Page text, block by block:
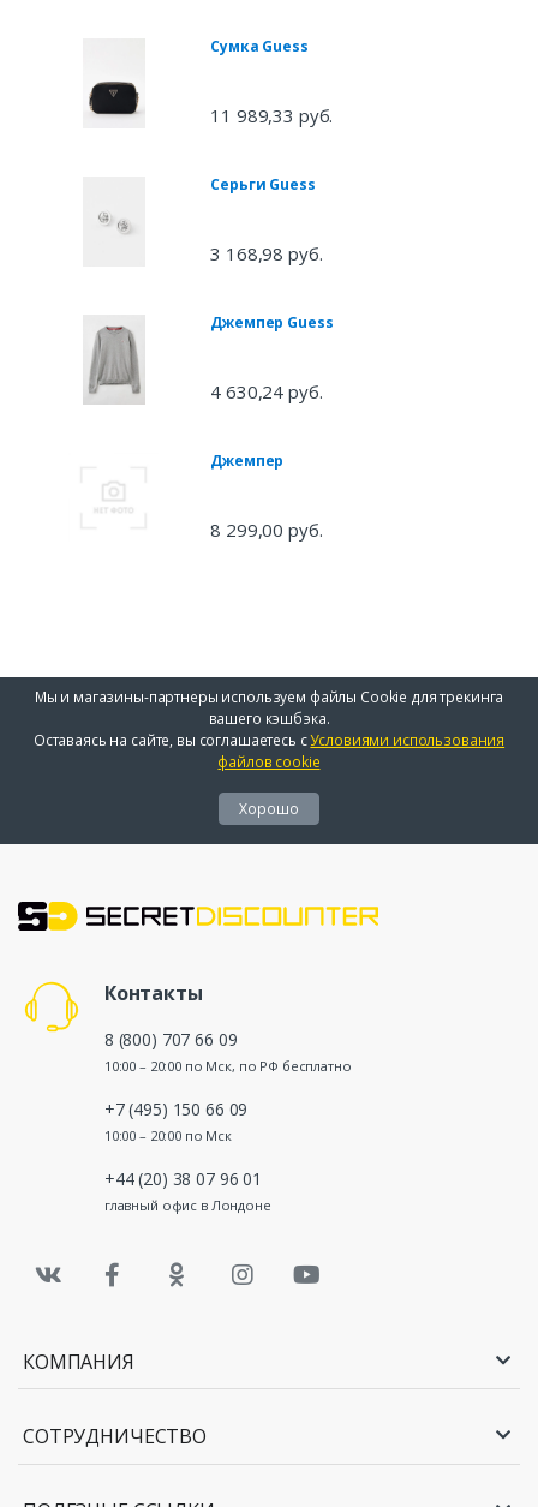
Сумка Guess
11 989,33 руб.
Серьги Guess
3 168,98 руб.
Джемпер Guess
4 630,24 руб.
Джемпер
8 299,00 руб.
Мы и магазины-партнеры используем файлы Cookie для трекинга
вашего кэшбэка.
Оставаясь на сайте, вы соглашаетесь сУсловиями использования
файлов cookie
Хорошо
Контакты
8 (800) 707 66 09
10:00 – 20:00 по Мск, по РФ бесплатно
+7 (495) 150 66 09
10:00 – 20:00 по Мск
+44 (20) 38 07 96 01
главный офис в Лондоне
КОМПАНИЯ
СОТРУДНИЧЕСТВО